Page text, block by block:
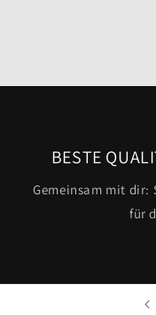
BESTE
Gemeinsam mit dir:
für